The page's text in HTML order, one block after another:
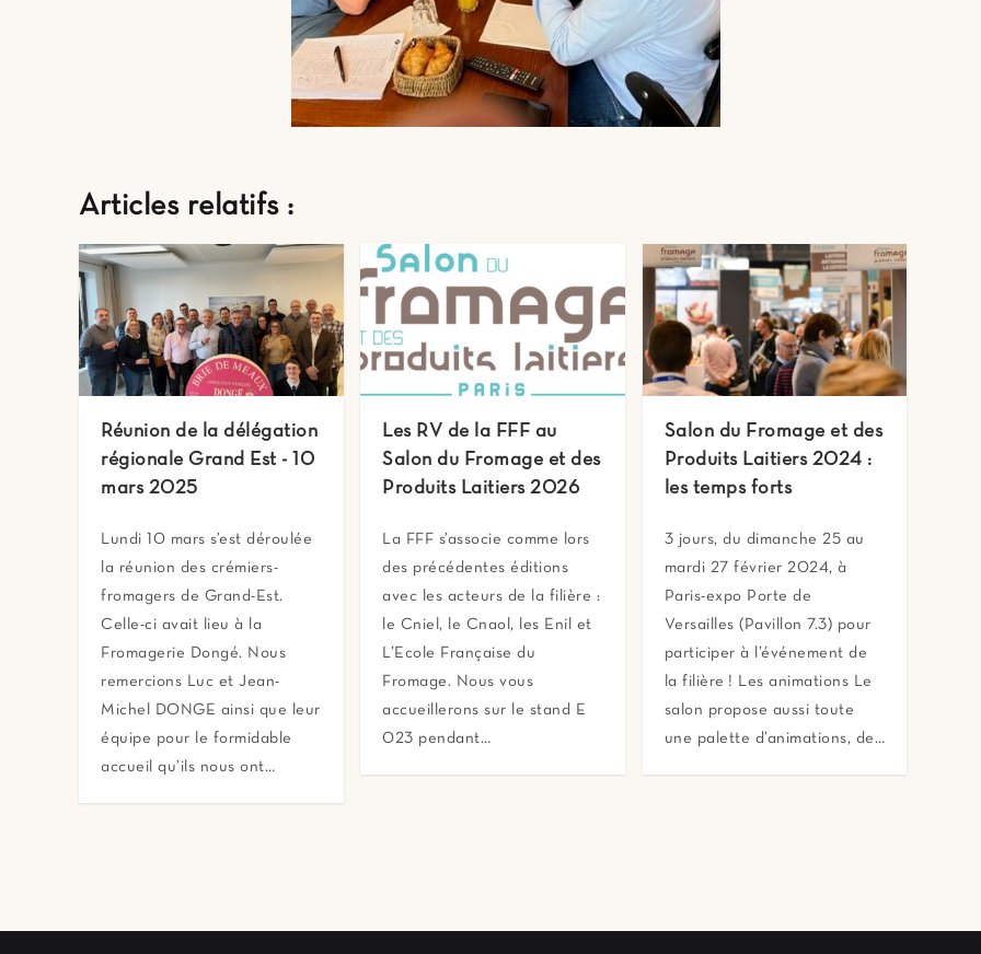
Articles relatifs :
Réunion de la délégation
régionale Grand Est - 10
mars 2025
Lundi 10 mars s’est déroulée
la réunion des crémiers-
fromagers de Grand-Est.
Celle-ci avait lieu à la
Fromagerie Dongé. Nous
remercions Luc et Jean-
Michel DONGE ainsi que leur
équipe pour le formidable
accueil qu’ils nous ont…
Les RV de la FFF au
Salon du Fromage et des
Produits Laitiers 2026
La FFF s’associe comme lors
des précédentes éditions
avec les acteurs de la filière :
le Cniel, le Cnaol, les Enil et
L’Ecole Française du
Fromage. Nous vous
accueillerons sur le stand E
023 pendant…
Salon du Fromage et des
Produits Laitiers 2024 :
les temps forts
3 jours, du dimanche 25 au
mardi 27 février 2024, à
Paris-expo Porte de
Versailles (Pavillon 7.3) pour
participer à l’événement de
la filière ! Les animations Le
salon propose aussi toute
une palette d’animations, de…